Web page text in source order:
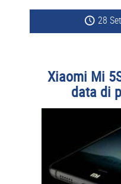
28
Xiaomi Mi
data di